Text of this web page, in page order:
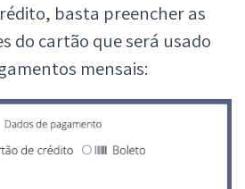
basta preencher as
do cartão que será usado
mensais: